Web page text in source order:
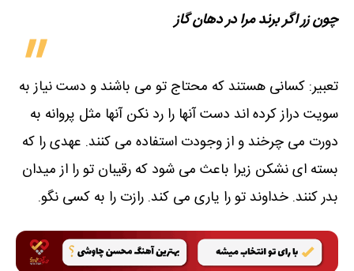
چون زر اگر برند مرا در دهان گاز
تعبیر: کسانی هستند که محتاج تو می باشند و دست نیاز به
سویت دراز کرده اند دست آنها را رد نکن آنها مثل پروانه به
دورت می چرخند و از وجودت استفاده می کنند. عهدی را که
بسته ای نشکن زیرا باعث می شود که رقیبان تو را از میدان
بدر کنند. خداوند تو را یاری می کند. رازت را به کسی نگو.